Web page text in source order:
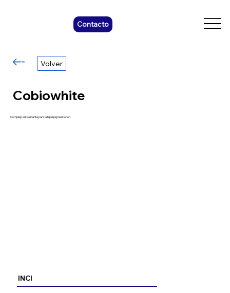
Contacto
Volver
Cobiowhite
Complejo antioxidante para la hiperpigmentación
INCI